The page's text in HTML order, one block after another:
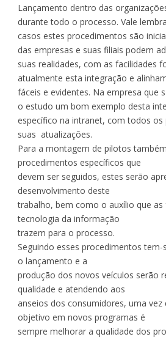
Lançamento dentro das
durante todo o processo. Vale
casos estes procedimentos são
das empresas e suas filiais podem
suas realidades, com as facilidades
atualmente esta integração e
fáceis e evidentes. Na empresa que
o estudo um bom exemplo desta
específico na intranet, com todos os
suas atualizações.
Para a montagem de pilotos
procedimentos específicos que
devem ser seguidos, estes serão
desenvolvimento deste
trabalho, bem como o auxílio que as
tecnologia da informação
trazem para o processo.
Seguindo esses procedimentos tem-
o lançamento e a
produção dos novos veículos serão
qualidade e atendendo aos
anseios dos consumidores, uma vez
objetivo em novos programas é
sempre melhorar a qualidade dos